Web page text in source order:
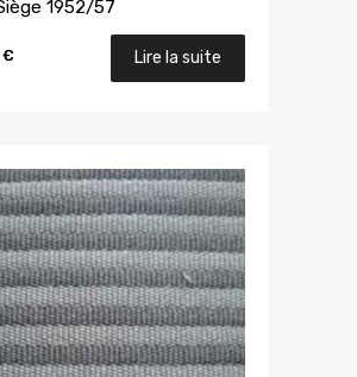
1952/57
€ Lire la suite